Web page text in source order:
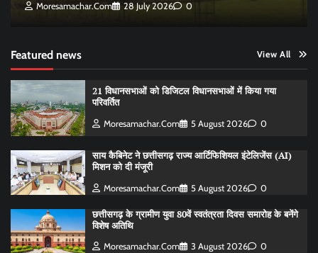
Moresamachar.com 28 July 2026 0
Featured news View All
21 विधानसभाओं को डिजिटल विधानसभाओं में किया गया
परिवर्तित
Moresamachar.com 5 August 2026 0
साय कैबिनेट ने छत्तीसगढ़ राज्य आर्टिफिशियल इंटेलिजेंस (AI)
मिशन को दी मंजूरी
Moresamachar.com 5 August 2026 0
छत्तीसगढ़ के ग्रामीण युवा 80वें स्वतंत्रता दिवस समारोह के बनेंगे
विशेष अतिथि
Moresamachar.com 3 August 2026 0